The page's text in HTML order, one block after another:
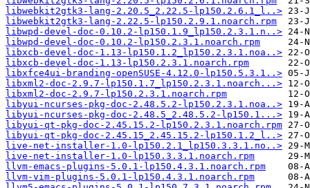
libwebkit2gtk3-lang-2.20.5_2.22.5-lp150.2.6.1_l..>
libwebkit2gtk3-lang-2.22.5-lp150.2.9.1.noarch.rpm
libwpd-devel-doc-0.10.2-lp150.1.9_lp150.2.3.1.n..>
libwpd-devel-doc-0.10.2-lp150.2.3.1.noarch.rpm
libxcb-devel-doc-1.13-lp150.1.2_lp150.2.3.1.noa..>
libxcb-devel-doc-1.13-lp150.2.3.1.noarch.rpm
libxfce4ui-branding-openSUSE-4.12.0-lp150.5.3.1..>
libxml2-doc-2.9.7-lp150.1.7_lp150.2.3.1.noarch...>
libxml2-doc-2.9.7-lp150.2.3.1.noarch.rpm
libyui-ncurses-pkg-doc-2.48.5.2-lp150.2.3.1.noa..>
libyui-ncurses-pkg-doc-2.48.5_2.48.5.2-lp150.1...>
libyui-qt-pkg-doc-2.45.15.2-lp150.2.3.1.noarch.rpm
libyui-qt-pkg-doc-2.45.15_2.45.15.2-lp150.1.2_l..>
live-net-installer-1.0-lp150.2.1_lp150.3.3.1.no..>
live-net-installer-1.0-lp150.3.3.1.noarch.rpm
llvm-emacs-plugins-5.0.1-lp150.4.3.1.noarch.rpm
llvm-vim-plugins-5.0.1-lp150.4.3.1.noarch.rpm